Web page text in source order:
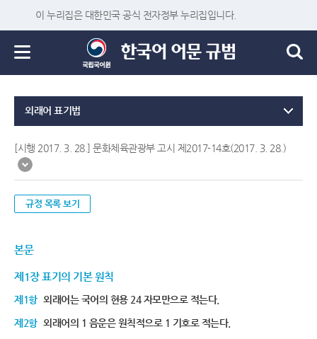
이 누리집은 대한민국 공식 전자정부 누리집입니다.
외래어 표기법
[시행 2017. 3. 28.] 문화체육관광부 고시 제2017-14호(2017. 3. 28.)
규정 목록 보기
본문
제1장 표기의 기본 원칙
제1항 외래어는 국어의 현용 24 자모만으로 적는다.
제2항 외래어의 1 음운은 원칙적으로 1 기호로 적는다.